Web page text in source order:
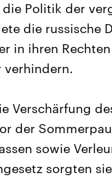
Politik der
die russische
in ihren
verhindern.
Verschärfung
der
sowie
sorgten